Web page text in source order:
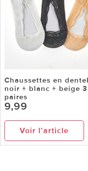
Chaussettes en
noir + blanc + beige 3
paires
9,99
Voir l’article